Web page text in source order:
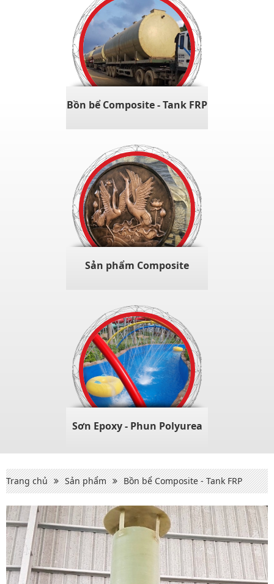
Bồn bể Composite - Tank FRP
Sản phẩm Composite
Sơn Epoxy - Phun Polyurea
Trang chủ Sản phẩm Bồn bể Composite - Tank FRP